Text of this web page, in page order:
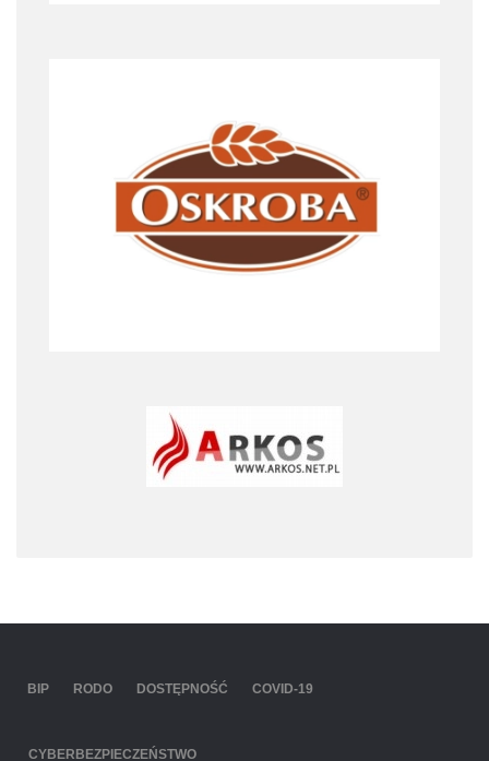
BIP RODO DOSTĘPNOŚĆ COVID-19
CYBERBEZPIECZEŃSTWO